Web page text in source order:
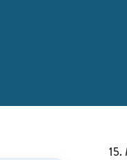
15.